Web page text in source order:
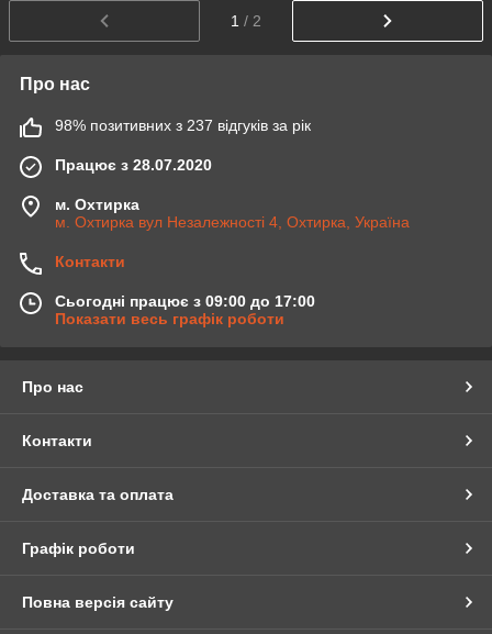
1 / 2
Про нас
98% позитивних з 237 відгуків за рік
Працює з 28.07.2020
м. Охтирка
м. Охтирка вул Незалежності 4, Охтирка, Україна
Контакти
Сьогодні працює з 09:00 до 17:00
Показати весь графік роботи
Про нас
Контакти
Доставка та оплата
Графік роботи
Повна версія сайту